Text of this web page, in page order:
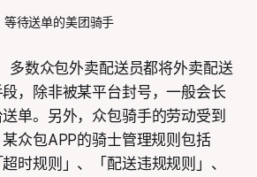
等待送单的美团骑手
多数众包外卖配送员都将外卖配送
，除非被某平台封号，一般会长
单。另外，众包骑手的劳动受到
众包APP的骑士管理规则包括
超时规则」、「配送违规规则」、